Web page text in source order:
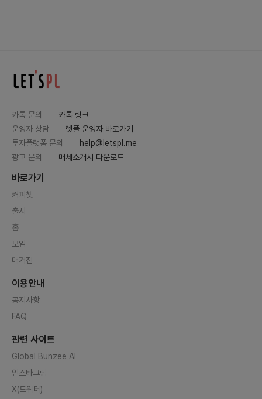
카톡 문의
카톡 링크
운영자 상담
렛플 운영자 바로가기
투자플랫폼 문의
help@letspl.me
광고 문의
매체소개서 다운로드
바로가기
커피챗
출시
홈
모임
매거진
이용안내
공지사항
FAQ
관련 사이트
Global Bunzee AI
인스타그램
X(트위터)